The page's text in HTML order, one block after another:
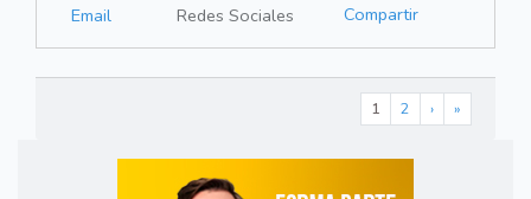
Email
Redes Sociales Compartir
1 2 › »